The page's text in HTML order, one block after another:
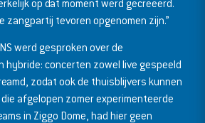
op dat moment werd gecreëerd.
zangpartij tevoren opgenomen zijn.”
werd gesproken over de
hybride: concerten zowel live gespeeld
zodat ook de thuisblijvers kunnen
afgelopen zomer experimenteerde
in Ziggo Dome, had hier geen